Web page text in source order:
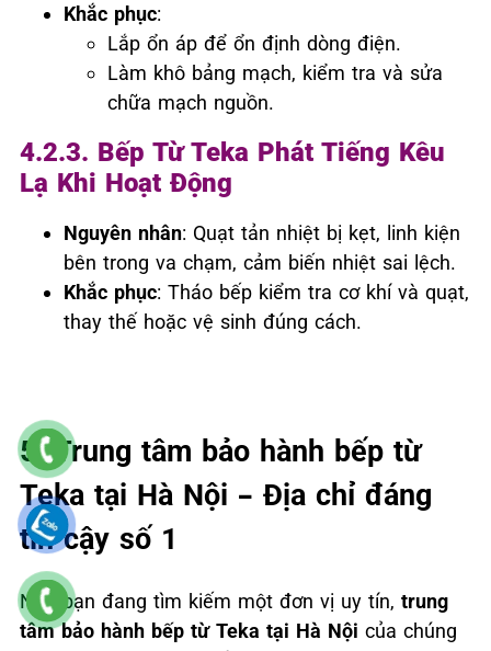
Khắc phục:
Lắp ổn áp để ổn định dòng điện.
Làm khô bảng mạch, kiểm tra và sửa
chữa mạch nguồn.
4.2.3. Bếp Từ Teka Phát Tiếng Kêu
Lạ Khi Hoạt Động
Nguyên nhân: Quạt tản nhiệt bị kẹt, linh kiện
bên trong va chạm, cảm biến nhiệt sai lệch.
Khắc phục: Tháo bếp kiểm tra cơ khí và quạt,
thay thế hoặc vệ sinh đúng cách.
5. Trung tâm bảo hành bếp từ
Teka tại Hà Nội – Địa chỉ đáng
tin cậy số 1
Nếu bạn đang tìm kiếm một đơn vị uy tín, trung
tâm bảo hành bếp từ Teka tại Hà Nội của chúng